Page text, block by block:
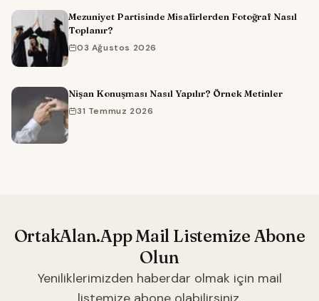
Mezuniyet Partisinde Misafirlerden Fotoğraf Nasıl
Toplanır?
03 Ağustos 2026
Nişan Konuşması Nasıl Yapılır? Örnek Metinler
31 Temmuz 2026
OrtakAlan.App Mail Listemize Abone
Olun
Yeniliklerimizden haberdar olmak için mail